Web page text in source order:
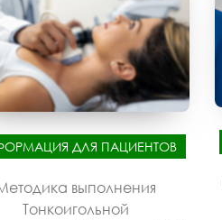
ДЛЯ ПАЦИЕНТОВ
выполнения
Тонкоигольной